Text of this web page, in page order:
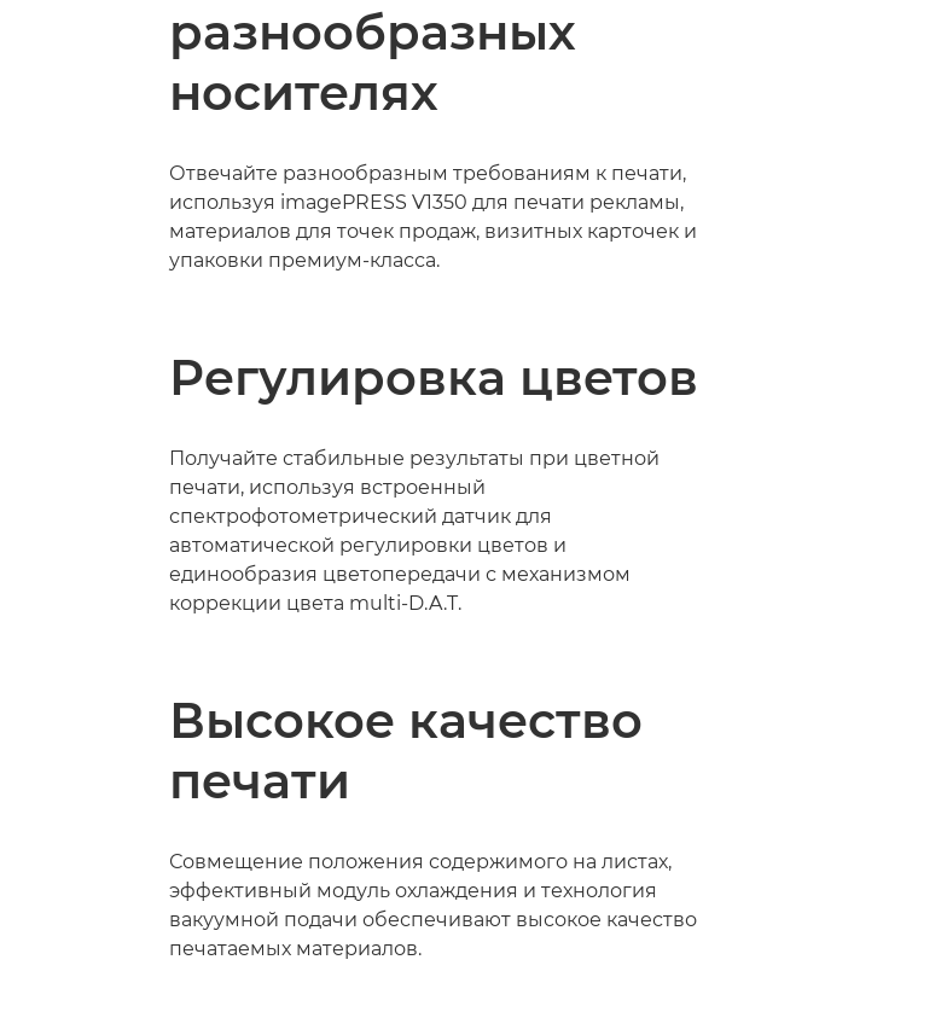
разнообразных
носителях
Отвечайте разнообразным требованиям к печати,
используя imagePRESS V1350 для печати рекламы,
материалов для точек продаж, визитных карточек и
упаковки премиум-класса.
Регулировка цветов
Получайте стабильные результаты при цветной
печати, используя встроенный
спектрофотометрический датчик для
автоматической регулировки цветов и
единообразия цветопередачи с механизмом
коррекции цвета multi-D.A.T.
Высокое качество
печати
Совмещение положения содержимого на листах,
эффективный модуль охлаждения и технология
вакуумной подачи обеспечивают высокое качество
печатаемых материалов.